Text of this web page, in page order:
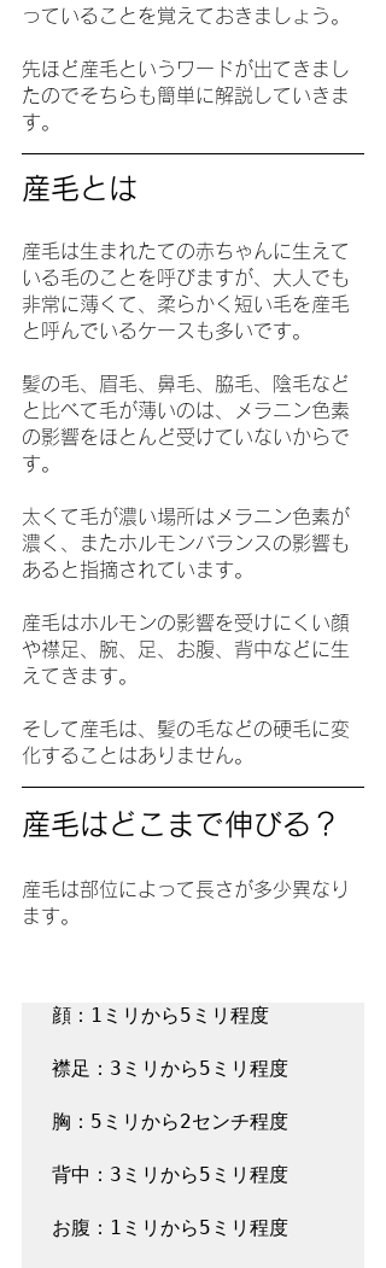
っていることを覚えておきましょう。
先ほど産毛というワードが出てきまし
たのでそちらも簡単に解説していきま
す。
産毛とは
産毛は生まれたての赤ちゃんに生えて
いる毛のことを呼びますが、大人でも
非常に薄くて、柔らかく短い毛を産毛
と呼んでいるケースも多いです。
髪の毛、眉毛、鼻毛、脇毛、陰毛など
と比べて毛が薄いのは、メラニン色素
の影響をほとんど受けていないからで
す。
太くて毛が濃い場所はメラニン色素が
濃く、またホルモンバランスの影響も
あると指摘されています。
産毛はホルモンの影響を受けにくい顔
や襟足、腕、足、お腹、背中などに生
えてきます。
そして産毛は、髪の毛などの硬毛に変
化することはありません。
産毛はどこまで伸びる？
産毛は部位によって長さが多少異なり
ます。
顔：1ミリから5ミリ程度
襟足：3ミリから5ミリ程度
胸：5ミリから2センチ程度
背中：3ミリから5ミリ程度
お腹：1ミリから5ミリ程度